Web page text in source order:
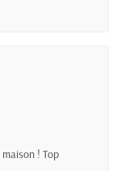
! Top